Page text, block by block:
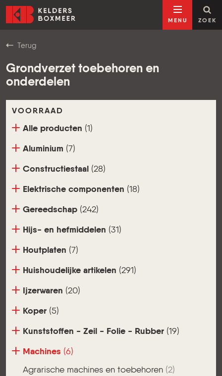
Ga naar inhoud
Kelders Boxmeer
MENU ZOEK
Terug
Grondverzet toebehoren en
onderdelen
VOORRAAD
Alle producten (1)
Aluminium (7)
Constructiestaal (28)
Elektrische componenten (18)
Gereedschap (242)
Hijs- en hefmiddelen (31)
Houtplaten (7)
Huishoudelijke artikelen (291)
Ijzerwaren (20)
Koper (5)
Kunststoffen - Zeil - Folie - Rubber (19)
Machines (6)
Agrarische machines en toebehoren (2)